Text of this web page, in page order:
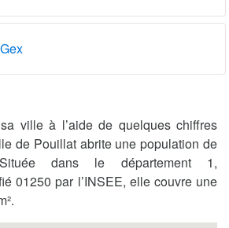
ville à l’aide de quelques chiffres
de Pouillat abrite une population de
dans le département 1,
01250 par l’INSEE, elle couvre une